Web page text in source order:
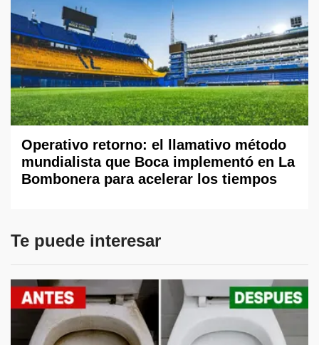
Operativo retorno: el llamativo método
mundialista que Boca implementó en La
Bombonera para acelerar los tiempos
Te puede interesar